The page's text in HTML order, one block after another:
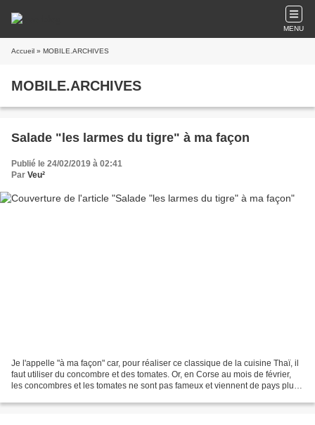
MENU
Accueil » MOBILE.ARCHIVES
MOBILE.ARCHIVES
Salade "les larmes du tigre" à ma façon
Publié le 24/02/2019 à 02:41
Par Veu²
Je l'appelle "à ma façon" car, pour réaliser ce classique de la cuisine Thaï, il
faut utiliser du concombre et des tomates. Or, en Corse au mois de février,
les concombres et les tomates ne sont pas fameux et viennent de pays plus